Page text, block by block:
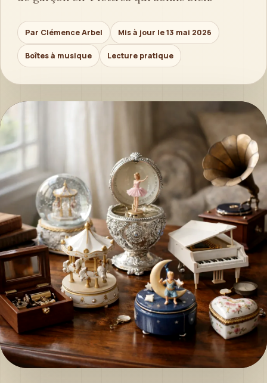
Par Clémence Arbel Mis à jour le 13 mai 2026
Boîtes à musique Lecture pratique